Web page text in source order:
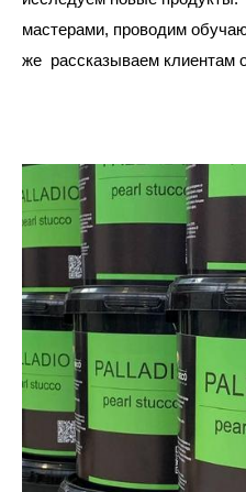
мастерами, проводим
же рассказываем клиентам